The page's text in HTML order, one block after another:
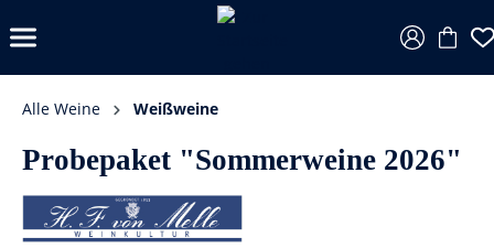
Alle Weine Weißweine
Probepaket "Sommerweine 2026"